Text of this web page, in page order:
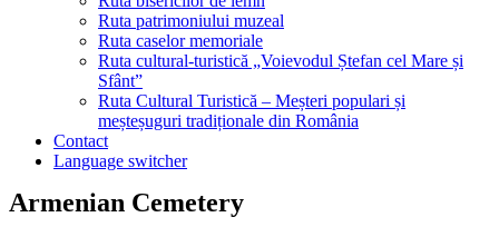
Ruta patrimoniului muzeal
Ruta caselor memoriale
Ruta cultural-turistică „Voievodul Ștefan cel Mare și
Sfânt”
Ruta Cultural Turistică – Meșteri populari și
meșteșuguri tradiționale din România
Contact
Language switcher
Armenian Cemetery